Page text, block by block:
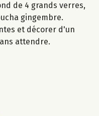
de 4 grands verres,
gingembre.
et décorer d'un
attendre.